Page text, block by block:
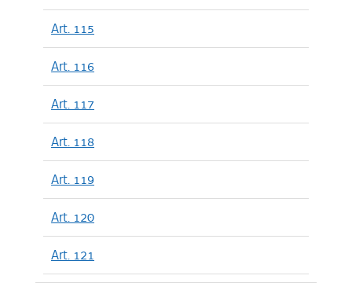
Art. 115
Art. 116
Art. 117
Art. 118
Art. 119
Art. 120
Art. 121